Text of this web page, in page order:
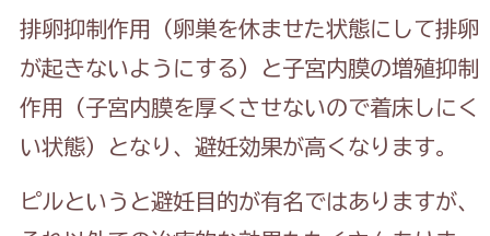
排卵抑制作用（卵巣を休ませた状態にして排卵
が起きないようにする）と子宮内膜の増殖抑制
作用（子宮内膜を厚くさせないので着床しにく
い状態）となり、避妊効果が高くなります。
ピルというと避妊目的が有名ではありますが、